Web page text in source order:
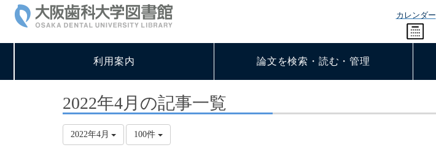
カレンダー
利用案内 論文を検索・読む・管理
2022年4月の記事一覧
2022年4月 100件